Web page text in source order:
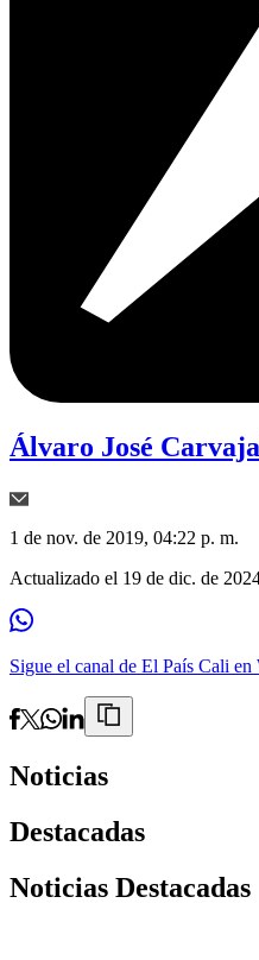
Álvaro José
1 de nov. de 2019, 04:22 p. m.
Actualizado el 19 de dic. de
Sigue el canal de El País Cali
Noticias
Destacadas
Noticias Destacadas